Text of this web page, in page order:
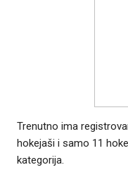
Trenutno ima
hokejaši i samo 11
kategorija.